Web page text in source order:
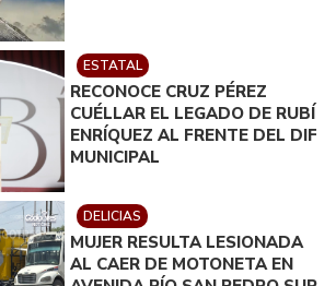
ESTATAL
RECONOCE CRUZ PÉREZ
CUÉLLAR EL LEGADO DE RUBÍ
ENRÍQUEZ AL FRENTE DEL DIF
MUNICIPAL
DELICIAS
MUJER RESULTA LESIONADA
AL CAER DE MOTONETA EN